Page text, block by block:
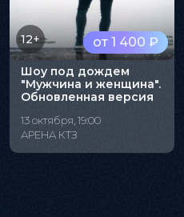
от 1 400 ₽
12+
Шоу под дождем
"Мужчина и женщина".
Обновленная версия
13 октября, 19:00
АРЕНА КТЗ